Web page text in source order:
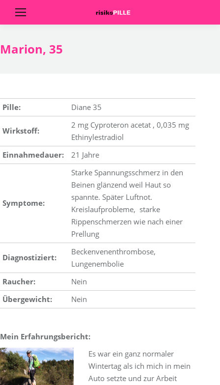
Marion, 35
Pille: Diane 35
Wirkstoff:
2 mg Cyproteron acetat , 0,035 mg
Ethinylestradiol
Einnahmedauer:
21 Jahre
Symptome:
Starke Spannungsschmerz in den
Beinen glänzend weil Haut so
spannte. Später Luftnot.
Kreislaufprobleme, starke
Rippenschmerzen wie nach einer
Prellung
Diagnostiziert:
Beckenvenenthrombose,
Lungenembolie
Raucher:
Nein
Übergewicht:
Nein
Mein Erfahrungsbericht:
Es war ein ganz normaler
Wintertag als ich mich in mein
Auto setzte und zur Arbeit